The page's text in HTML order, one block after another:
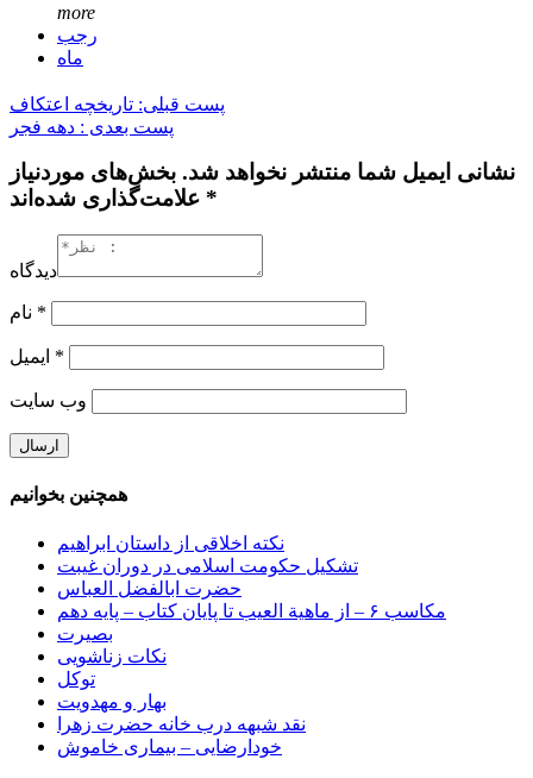
more
رجب
ماه
پست قبلی: تاریخچه اعتکاف
پست بعدی : دهه فجر
نشانی ایمیل شما منتشر نخواهد شد. بخش‌های موردنیاز
علامت‌گذاری شده‌اند *
دیدگاه
*
*
وب‌ سایت
همچنین بخوانیم
نکته اخلاقی از داستان ابراهیم
تشکیل حکومت اسلامی در دوران غیبت
حضرت ابالفضل العباس
مکاسب ۶ – از ماهیة العیب تا پایان کتاب – پایه دهم
بصیرت
نکات زناشویی
توکل
بهار و مهدویت
نقد شبهه درب خانه حضرت زهرا
خودارضایی – بیماری خاموش